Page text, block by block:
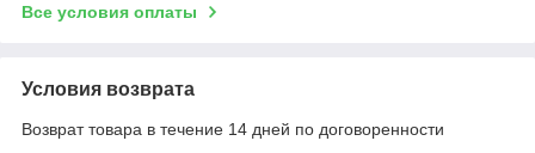
Все условия оплаты
Условия возврата
Возврат товара в течение 14 дней по договоренности